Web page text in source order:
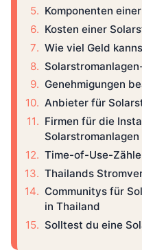
Komponenten
Kosten einer
Wie viel Geld
Genehmigungen
Anbieter für
Firmen für die
Time-of-Use-
Thailands
Communitys für
in Thailand
Solltest du eine